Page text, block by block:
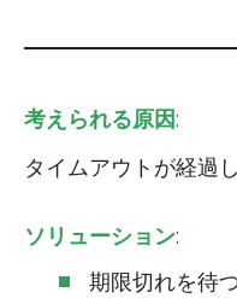
考えられる原因:
タイムアウトが経過
ソリューション:
期限切れを待つ